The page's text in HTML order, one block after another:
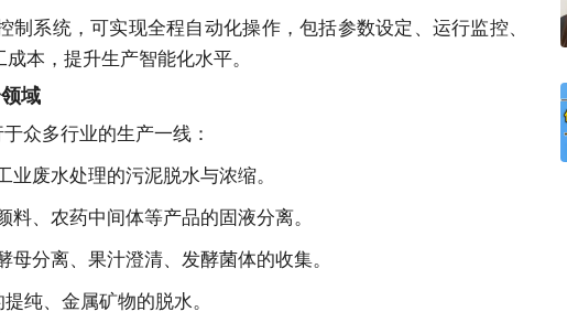
制系统，可实现全程自动化操作，包括参数设定、运行监控、
本，提升生产智能化水平。
域
众多行业的生产一线：
废水处理的污泥脱水与浓缩。
料、农药中间体等产品的固液分离。
母分离、果汁澄清、发酵菌体的收集。
纯、金属矿物的脱水。